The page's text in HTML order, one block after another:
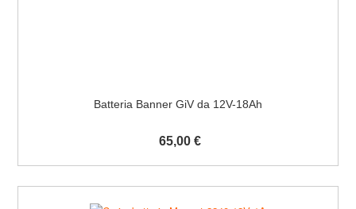
Batteria Banner GiV da 12V-18Ah
65,00 €